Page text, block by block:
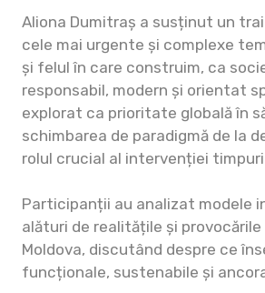
Aliona Dumitraș a susținut un
cele mai urgente și complexe
și felul în care construim, ca
responsabil, modern și orientat
explorat ca prioritate globală în
schimbarea de paradigmă de la
rolul crucial al intervenției
Participanții au analizat modele
alături de realitățile și
Moldova, discutând despre ce
funcționale, sustenabile și